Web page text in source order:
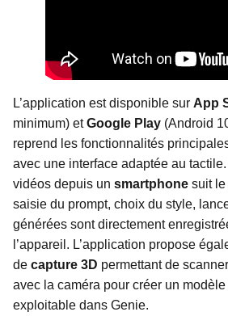
L’application est disponible sur App
minimum) etGoogle Play (Android
reprend les fonctionnalités
avec une interface adaptée au
vidéos depuis un smartphone suit le
saisie du prompt, choix du style,
générées sont directement
l’appareil. L’application propose
de capture 3D permettant de
avec la caméra pour créer un
exploitable dans Genie.